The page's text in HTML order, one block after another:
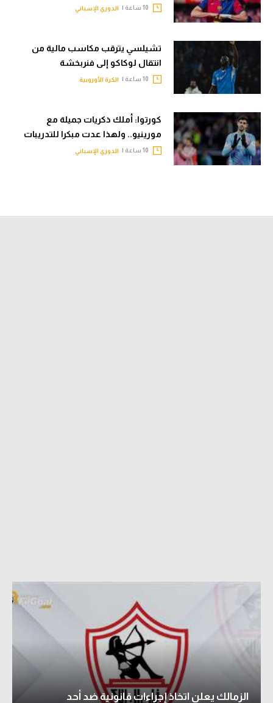
الدوري الإسباني
تشيلسي يترقب مكاسب مالية من
انتقال لوكاكو إلى فنربخشة
الكرة الأوروبية
كورتوا: أملك ذكريات جميلة مع
مورينيو.. ولهذا عدت مبكرا للتدريبات
الدوري الإسباني
الزمالك يعلن اتخاذ إجراءات قانونية ضد أحد